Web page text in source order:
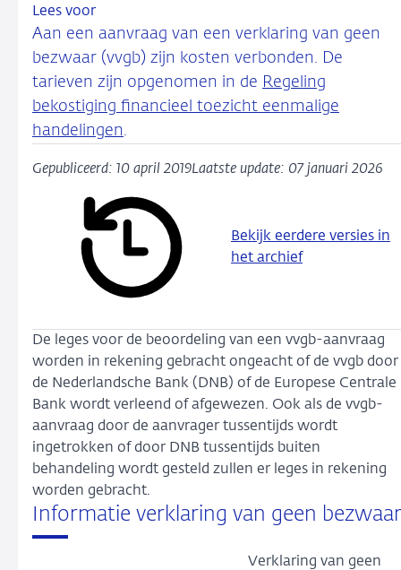
Lees voor
Aan een aanvraag van een verklaring van geen
bezwaar (vvgb) zijn kosten verbonden. De
tarieven zijn opgenomen in de Regeling
bekostiging financieel toezicht eenmalige
handelingen.
Gepubliceerd: 10 april 2019Laatste update: 07 januari 2026
Bekijk eerdere versies in
het archief
De leges voor de beoordeling van een vvgb-aanvraag
worden in rekening gebracht ongeacht of de vvgb door
de Nederlandsche Bank (DNB) of de Europese Centrale
Bank wordt verleend of afgewezen. Ook als de vvgb-
aanvraag door de aanvrager tussentijds wordt
ingetrokken of door DNB tussentijds buiten
behandeling wordt gesteld zullen er leges in rekening
worden gebracht.
Informatie verklaring van geen bezwaar
Verklaring van geen